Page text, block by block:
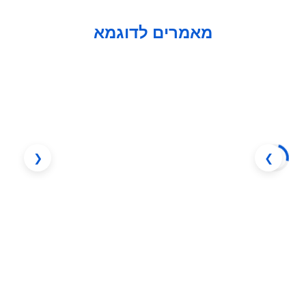
מאמרים לדוגמא
❯
❮